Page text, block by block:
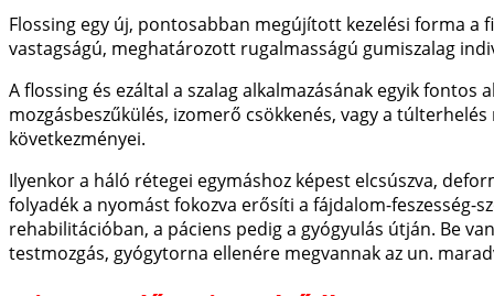
Flossing egy új, pontosabban megújított kezelési forma
vastagságú, meghatározott rugalmasságú gumiszalag
A flossing és ezáltal a szalag alkalmazásának egyik
mozgásbeszűkülés, izomerő csökkenés, vagy a
következményei.
Ilyenkor a háló rétegei egymáshoz képest elcsúszva,
folyadék a nyomást fokozva erősíti a fájdalom-
rehabilitációban, a páciens pedig a gyógyulás útján. Be
testmozgás, gyógytorna ellenére megvannak az un.